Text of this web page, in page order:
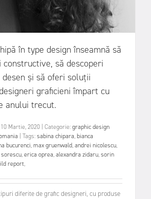
în type design înseamnă să
să descoperi
și să oferi soluții
graficieni împart cu
anului trecut.
10 Martie, 2020 Categorie:graphic design
Tags:sabina chipara,bianca
bucurenci,max gruenwald,andrei nicolescu,
,erica oprea,alexandra zidaru,sorin
report,
diferite de grafic designeri, cu produse